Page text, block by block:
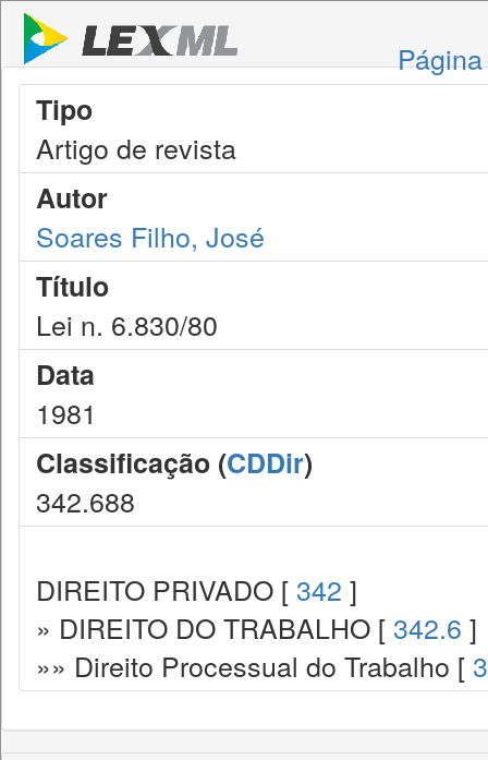
Tipo
Artigo de revista
Autor
Soares Filho, José
Título
Lei n. 6.830/80
Data
1981
Classificação (CDDir)
342.688
DIREITO PRIVADO [ 342 ]
» DIREITO DO TRABALHO [ 342.6 ]
»» Direito Processual do Trabalho [